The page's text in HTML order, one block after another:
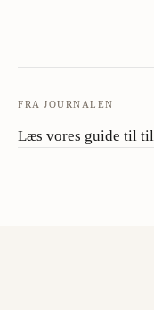
FRA JOURNALEN
Læs vores guide til